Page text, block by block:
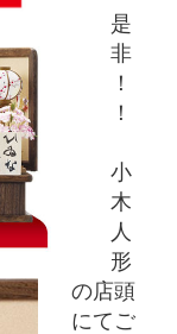
是
非
！
！
小
木
人
形
の店頭
にてご